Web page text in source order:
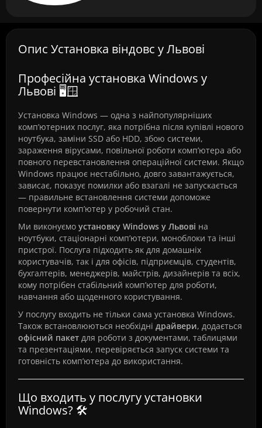
Опис Установка віндовс у Львові
Професійна установка Windows у
Львові 🖥️🪟
Установка Windows — одна з найпопулярніших
комп’ютерних послуг, яка потрібна після купівлі нового
ноутбука, заміни SSD або HDD, збою системи,
зараження вірусами, повільної роботи комп’ютера або
повного перевстановлення операційної системи. Якщо
Windows працює нестабільно, довго завантажується,
зависає, показує помилки або взагалі не запускається
— правильне встановлення системи допоможе
повернути комп’ютер у робочий стан.
Ми виконуємо установку Windows у Львові на
ноутбуки, стаціонарні комп’ютери, моноблоки та інші
пристрої. Послуга підходить як для домашніх
користувачів, так і для офісів, підприємців, студентів,
бухгалтерів, менеджерів, майстрів, дизайнерів та всіх,
кому потрібен стабільний комп’ютер для роботи,
навчання або щоденного користування.
У послугу входить не тільки сама установка Windows.
Також встановлюються необхідні драйвери, додається
офісний пакет для роботи з документами, таблицями
та презентаціями, перевіряється запуск системи та
готовність комп’ютера до використання.
Що входить у послугу установки
Windows? 🛠️